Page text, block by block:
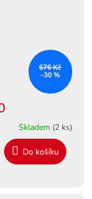
676 Kč
–30 %
Skladem (2 ks)
Do košíku